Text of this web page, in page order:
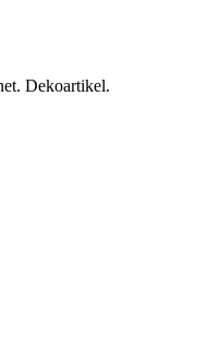
Dekoartikel.